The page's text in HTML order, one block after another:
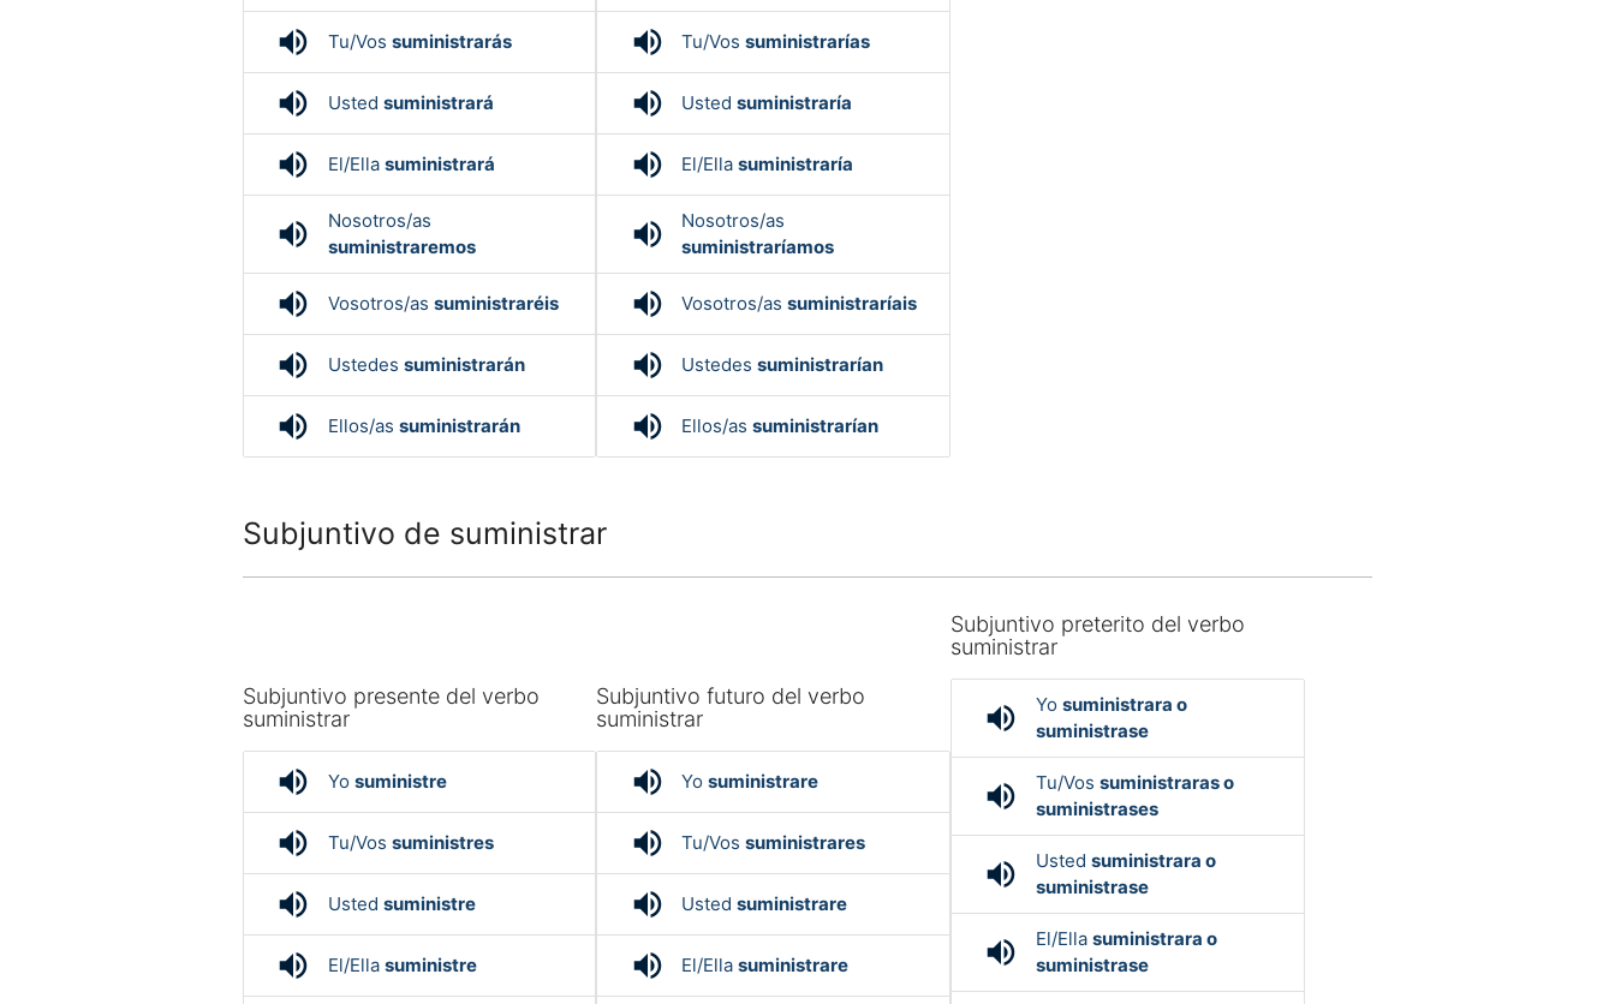
volume_up Tu/Vos suministrarás
volume_up Usted suministrará
volume_up El/Ella suministrará
volume_up
Nosotros/as
suministraremos
volume_up Vosotros/as suministraréis
volume_up Ustedes suministrarán
volume_up Ellos/as suministrarán
volume_up Tu/Vossuministrarías
volume_up Ustedsuministraría
volume_up El/Ellasuministraría
volume_up
Nosotros/as
suministraríamos
volume_up Vosotros/assuministraríais
volume_up Ustedessuministrarían
volume_up Ellos/assuministrarían
Subjuntivo de suministrar
Subjuntivo presente del verbo
suministrar
volume_up Yo suministre
volume_up Tu/Vos suministres
volume_up Usted suministre
volume_up El/Ella suministre
Subjuntivo futuro del verbo
suministrar
volume_up Yosuministrare
volume_up Tu/Vossuministrares
volume_up Ustedsuministrare
volume_up El/Ellasuministrare
Subjuntivo preterito del verbo
suministrar
volume_up Yosuministrara o
suministrase
volume_up Tu/Vossuministraras o
suministrases
volume_up Ustedsuministrara o
suministrase
volume_up El/Ellasuministrara o
suministrase